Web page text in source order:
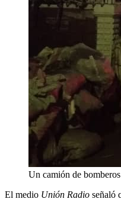
Un camión de
El medio Unión Radio señaló